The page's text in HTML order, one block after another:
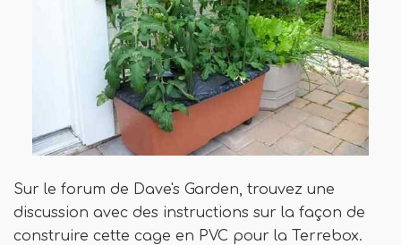
Sur le forum de Dave's Garden, trouvez une
discussion avec des instructions sur la façon de
construire cette cage en PVC pour la Terrebox.